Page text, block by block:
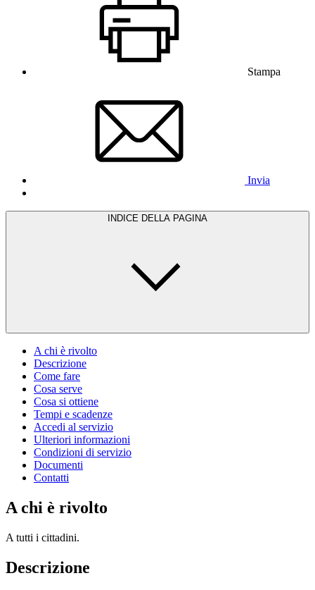
Stampa
Invia
INDICE DELLA PAGINA
A chi è rivolto
Descrizione
Come fare
Cosa serve
Cosa si ottiene
Tempi e scadenze
Accedi al servizio
Ulteriori informazioni
Condizioni di servizio
Documenti
Contatti
A chi è rivolto
A tutti i cittadini.
Descrizione